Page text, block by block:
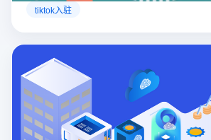
店已覆盖美国、英国及东南亚地区，因
tiktok入驻